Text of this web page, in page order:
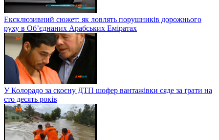
Ексклюзивний сюжет: як ловлять порушників дорожнього
руху в Об’єднаних Арабських Еміратах
У Колорадо за скоєну ДТП шофер вантажівки сяде за ґрати на
сто десять років